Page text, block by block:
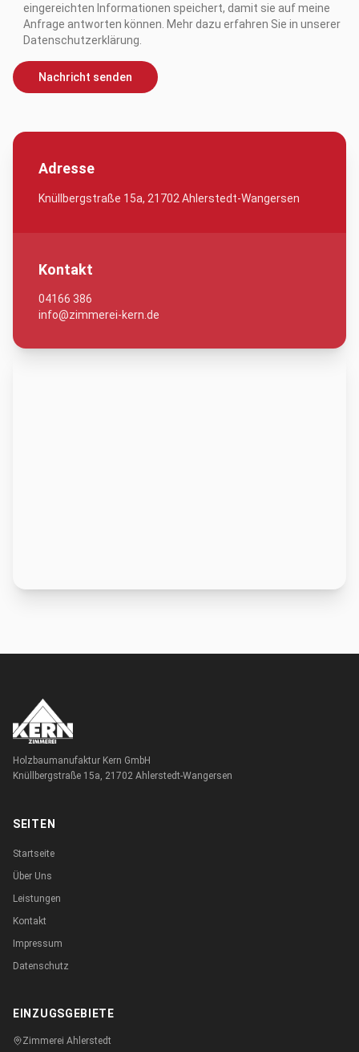
eingereichten Informationen speichert, damit sie auf meine
Anfrage antworten können. Mehr dazu erfahren Sie in unserer
Datenschutzerklärung.
Nachricht senden
Adresse
Knüllbergstraße 15a, 21702 Ahlerstedt-Wangersen
Kontakt
04166 386
info@zimmerei-kern.de
Holzbaumanufaktur Kern GmbH
Knüllbergstraße 15a, 21702 Ahlerstedt-Wangersen
SEITEN
Startseite
Über Uns
Leistungen
Kontakt
Impressum
Datenschutz
EINZUGSGEBIETE
Zimmerei Ahlerstedt